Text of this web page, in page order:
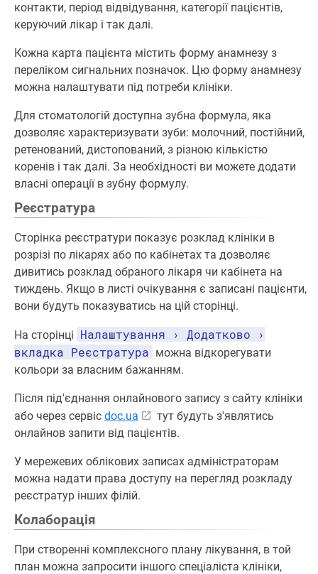
контакти, період відвідування, категорії пацієнтів,
керуючий лікар і так далі.
Кожна карта пацієнта містить форму анамнезу з
переліком сигнальних позначок. Цю форму анамнезу
можна налаштувати під потреби клініки.
Для стоматологій доступна зубна формула, яка
дозволяє характеризувати зуби: молочний, постійний,
ретенований, дистопований, з різною кількістю
коренів і так далі. За необхідності ви можете додати
власні операції в зубну формулу.
Реєстратура
Сторінка реєстратури показує розклад клініки в
розрізі по лікарях або по кабінетах та дозволяє
дивитись розклад обраного лікаря чи кабінета на
тиждень. Якщо в листі очікування є записані пацієнти,
вони будуть показуватись на цій сторінці.
На сторінці Налаштування › Додатково ›
вкладка Реєстратура можна відкорегувати
кольори за власним бажанням.
Після під'єднання онлайнового запису з сайту клініки
або через сервіс doc.ua
тут будуть з'являтись
онлайнов запити від пацієнтів.
У мережевих облікових записах адміністраторам
можна надати права доступу на перегляд розкладу
реєстратур інших філій.
Колаборація
При створенні комплексного плану лікування, в той
план можна запросити іншого спеціаліста клініки,